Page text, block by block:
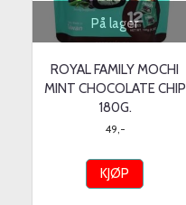
På lager
ROYAL FAMILY MOCHI
MINT CHOCOLATE CHIP
180G.
49,-
KJØP